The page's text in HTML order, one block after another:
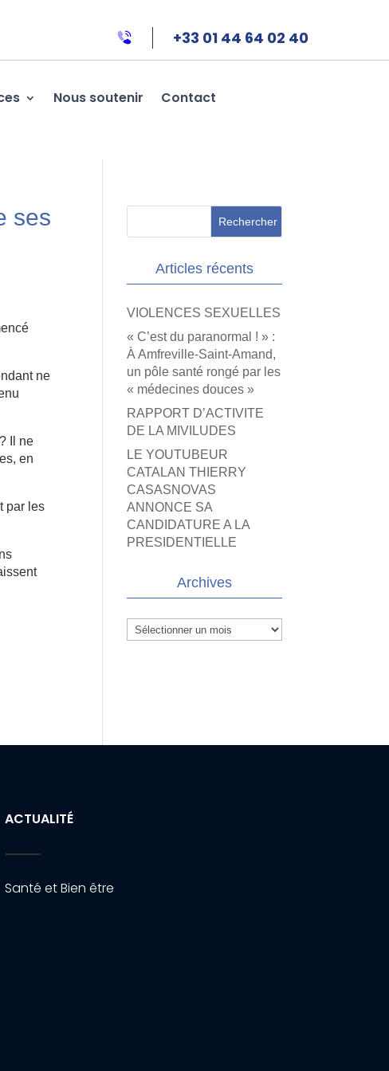
+33 01 44 64 02 40
Nous soutenir Contact
ses
ne
Il ne
en
par les
Articles récents
VIOLENCES SEXUELLES
« C’est du paranormal ! » :
À Amfreville-Saint-Amand,
un pôle santé rongé par les
« médecines douces »
RAPPORT D’ACTIVITE
DE LA MIVILUDES
LE YOUTUBEUR
CATALAN THIERRY
CASASNOVAS
ANNONCE SA
CANDIDATURE A LA
PRESIDENTIELLE
Archives
Archives
ACTUALITÉ
Santé et Bien être